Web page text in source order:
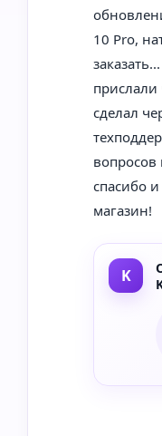
10 Pro,
прислали
сделал
вопросов
спасибо
магазин!